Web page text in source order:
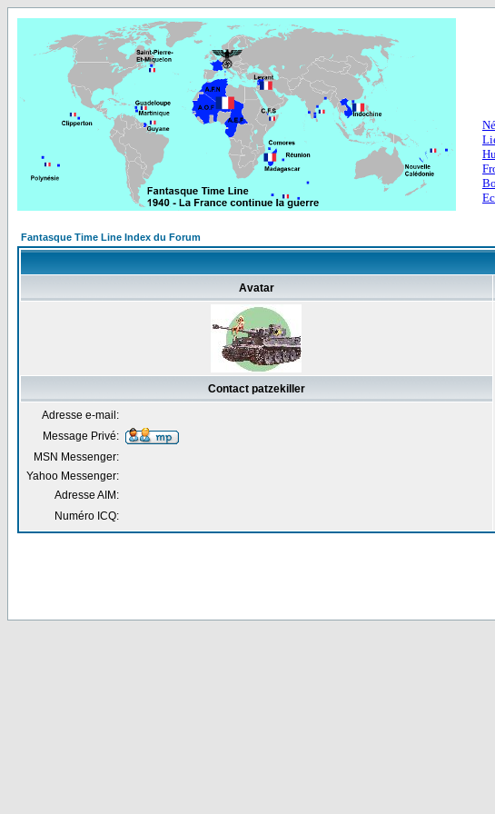
Fantasque Time Line Index du Forum
Avatar
Contact patzekiller
Adresse e-mail:
Message Privé:
MSN Messenger:
Yahoo Messenger:
Adresse AIM:
Numéro ICQ: